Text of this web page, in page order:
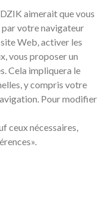
aimerait que vous
votre navigateur
Web, activer les
vous proposer un
Cela impliquera le
y compris votre
Pour modifier
ceux nécessaires,